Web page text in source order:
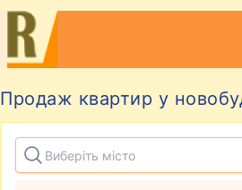
Продаж квартир у